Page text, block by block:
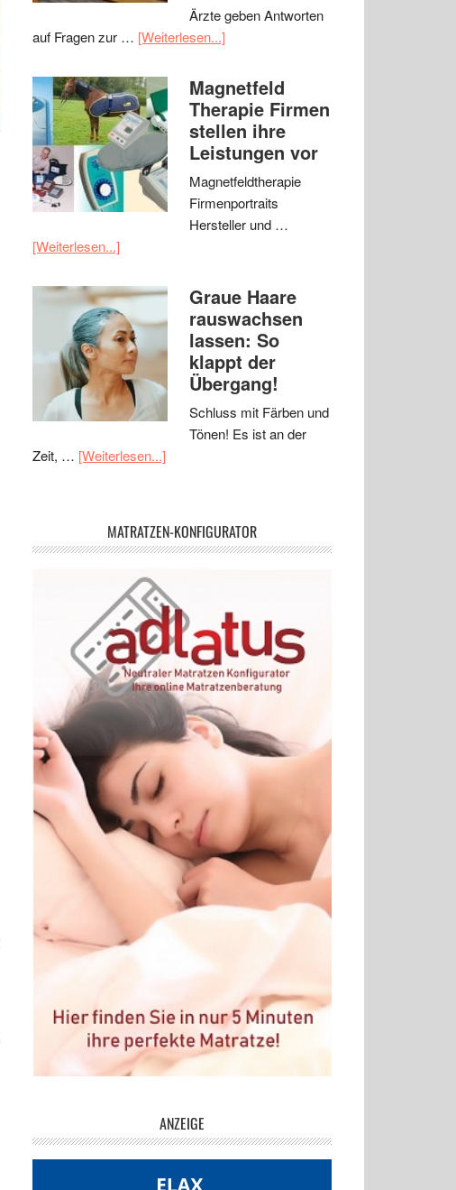
Ärzte geben Antworten
auf Fragen zur … [Weiterlesen...]
Magnetfeld
Therapie Firmen
stellen ihre
Leistungen vor
Magnetfeldtherapie
Firmenportraits
Hersteller und …
[Weiterlesen...]
Graue Haare
rauswachsen
lassen: So
klappt der
Übergang!
Schluss mit Färben und
Tönen! Es ist an der
Zeit, … [Weiterlesen...]
MATRATZEN-KONFIGURATOR
ANZEIGE